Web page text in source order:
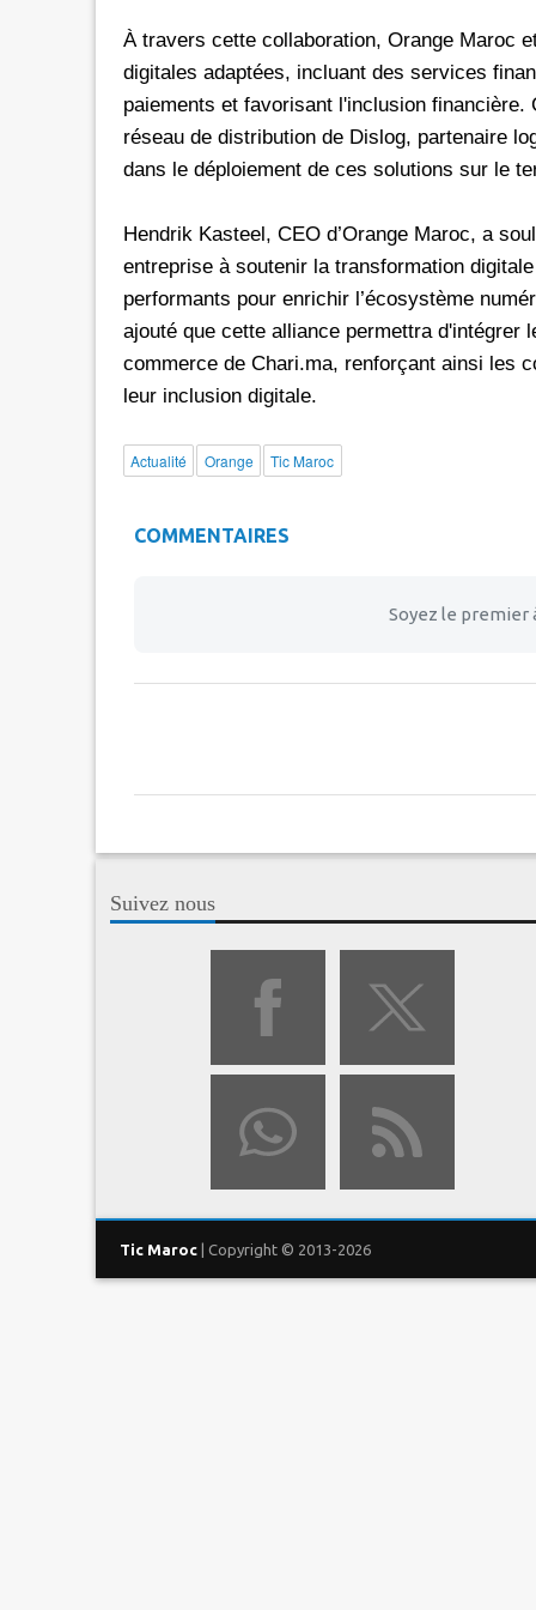
À travers cette collaboration, Orange Maroc
digitales adaptées, incluant des services
paiements et favorisant l'inclusion financière.
réseau de distribution de Dislog, partenaire
dans le déploiement de ces solutions sur le
Hendrik Kasteel, CEO d’Orange Maroc, a
entreprise à soutenir la transformation
performants pour enrichir l’écosystème
ajouté que cette alliance permettra d'intégrer
commerce de Chari.ma, renforçant ainsi les
leur inclusion digitale.
Actualité Orange Tic Maroc
COMMENTAIRES
Soyez le premier
Suivez nous
Tic Maroc| Copyright © 2013-2026